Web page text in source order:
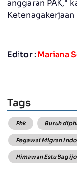
anggaran PAK,"
Editor :Mariana
Tags
Phk Buruh
Pegawai Migran
Himawan Estu Bagijo